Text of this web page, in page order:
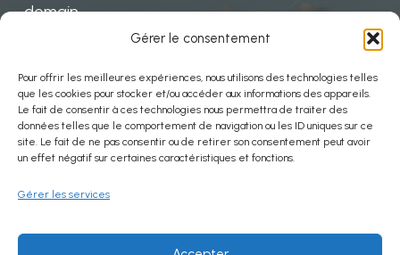
Gérer le consentement
Pour offrir les meilleures expériences, nous utilisons des technologies telles
que les cookies pour stocker et/ou accéder aux informations des appareils.
Le fait de consentir à ces technologies nous permettra de traiter des
données telles que le comportement de navigation ou les ID uniques sur ce
site. Le fait de ne pas consentir ou de retirer son consentement peut avoir
un effet négatif sur certaines caractéristiques et fonctions.
Gérer les services
demain
Mentions
Politiques de confidentialité
Mentions légales
Contact